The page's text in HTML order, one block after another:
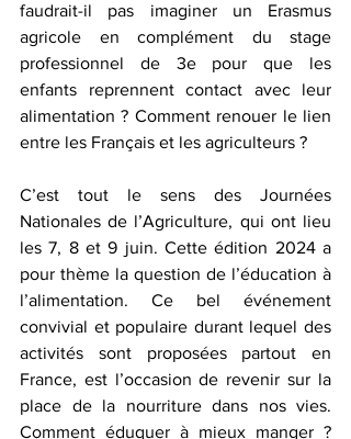
faudrait-il pas imaginer un Erasmus
agricole en complément du stage
professionnel de 3e pour que les
enfants reprennent contact avec leur
alimentation ? Comment renouer le lien
entre les Français et les agriculteurs ?
C’est tout le sens des Journées
Nationales de l’Agriculture, qui ont lieu
les 7, 8 et 9 juin. Cette édition 2024 a
pour thème la question de l’éducation à
l’alimentation. Ce bel événement
convivial et populaire durant lequel des
activités sont proposées partout en
France, est l’occasion de revenir sur la
place de la nourriture dans nos vies.
Comment éduquer à mieux manger ?